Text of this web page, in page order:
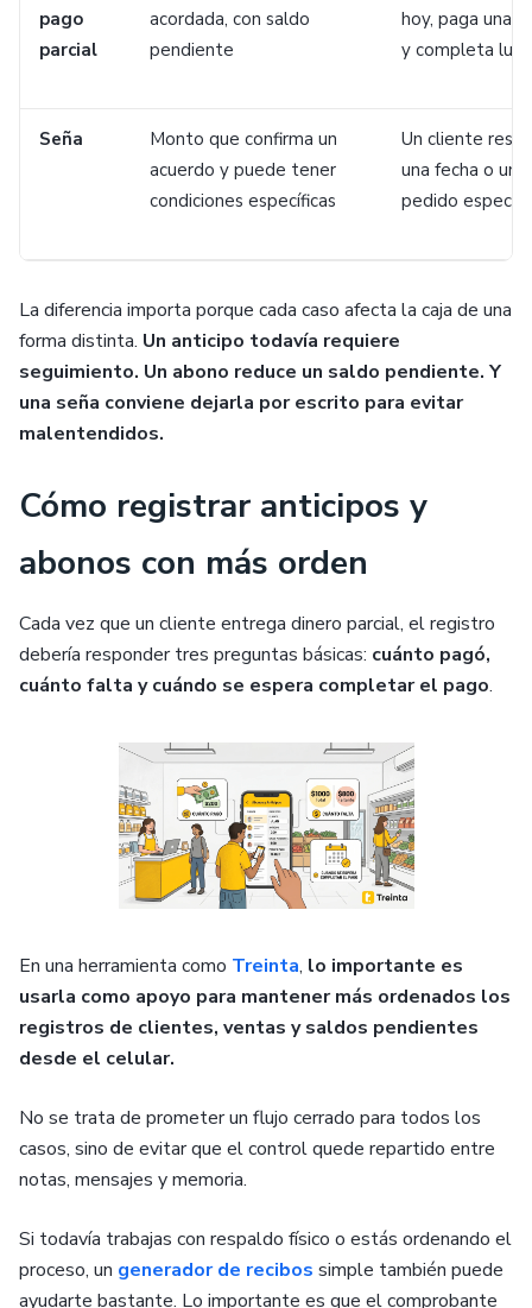
pago
parcial
acordada, con saldo
pendiente
hoy, paga una
y completa
Seña
Monto que confirma un
acuerdo y puede tener
condiciones específicas
Un cliente
una fecha o un
pedido especial
La diferencia importa porque cada caso afecta la caja de una
forma distinta. Un anticipo todavía requiere
seguimiento. Un abono reduce un saldo pendiente. Y
una seña conviene dejarla por escrito para evitar
malentendidos.
Cómo registrar anticipos y
abonos con más orden
Cada vez que un cliente entrega dinero parcial, el registro
debería responder tres preguntas básicas: cuánto pagó,
cuánto falta y cuándo se espera completar el pago.
En una herramienta como Treinta, lo importante es
usarla como apoyo para mantener más ordenados los
registros de clientes, ventas y saldos pendientes
desde el celular.
No se trata de prometer un flujo cerrado para todos los
casos, sino de evitar que el control quede repartido entre
notas, mensajes y memoria.
Si todavía trabajas con respaldo físico o estás ordenando el
proceso, un generador de recibos simple también puede
ayudarte bastante. Lo importante es que el comprobante